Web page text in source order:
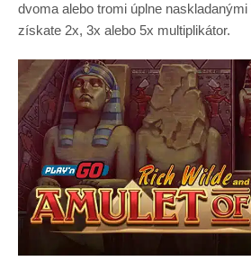
dvoma alebo tromi úplne
získate 2x, 3x alebo 5x multiplikátor.